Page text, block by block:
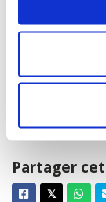
Ajouter
Partager
Facebook
𝕏Twitter